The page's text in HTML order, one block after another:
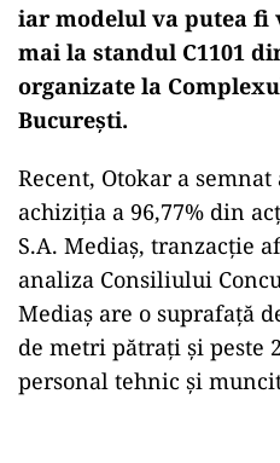
iar modelul va putea fi
mai la standul C1101
organizate la
București.
Recent, Otokar a
achiziția a 96,77% din
S.A. Mediaș, tranzacție
analiza Consiliului
Mediaș are o suprafață
de metri pătrați și peste
personal tehnic și